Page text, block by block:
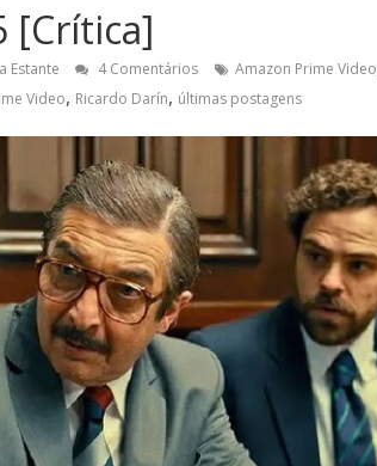
[Crítica]
Estante 4 Comentários Amazon Prime Video
Video, Ricardo Darín, últimas postagens